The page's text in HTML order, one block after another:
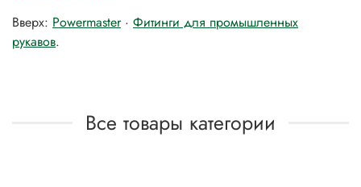
Вверх: Powermaster· Фитинги для промышленных
рукавов.
Все товары категории